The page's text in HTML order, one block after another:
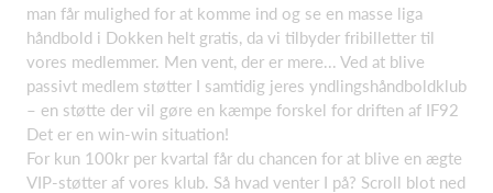
man får mulighed for at komme ind og se en masse liga
håndbold i Dokken helt gratis, da vi tilbyder fribilletter til
vores medlemmer. Men vent, der er mere... Ved at blive
passivt medlem støtter I samtidig jeres yndlingshåndboldklub
– en støtte der vil gøre en kæmpe forskel for driften af IF92
Det er en win-win situation!
For kun 100kr per kvartal får du chancen for at blive en ægte
VIP-støtter af vores klub. Så hvad venter I på? Scroll blot ned